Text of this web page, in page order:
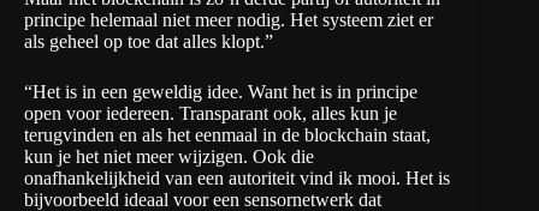
principe helemaal niet meer nodig. Het systeem ziet er
als geheel op toe dat alles klopt.”
“Het is in een geweldig idee. Want het is in principe
open voor iedereen. Transparant ook, alles kun je
terugvinden en als het eenmaal in de blockchain staat,
kun je het niet meer wijzigen. Ook die
onafhankelijkheid van een autoriteit vind ik mooi. Het is
bijvoorbeeld ideaal voor een sensornetwerk dat